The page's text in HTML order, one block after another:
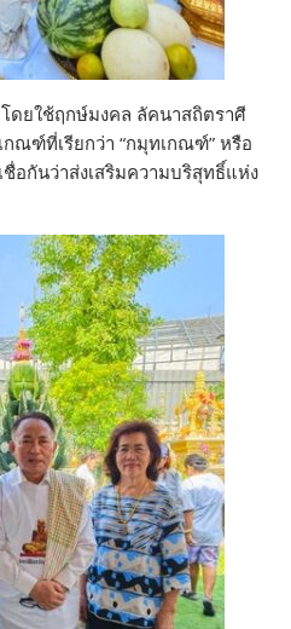
ดยใช้ฤกษ์มงคล ลัคนาสถิตราศี
ณฑ์ที่เรียกว่า “กมุทเกณฑ์” หรือ
อกันว่าส่งเสริมความบริสุทธิ์แห่ง